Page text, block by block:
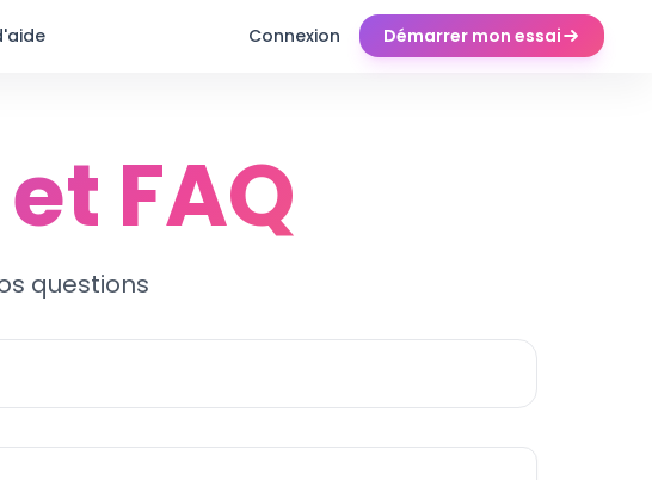
Connexion Démarrer mon essai
FAQ
questions